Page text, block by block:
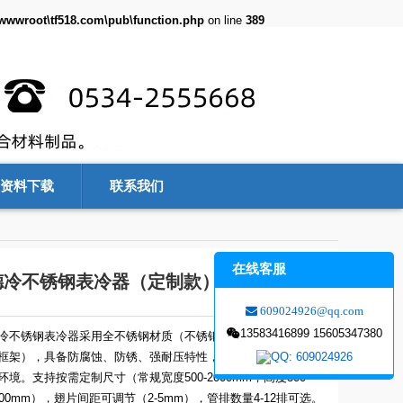
on line 389
资料下载 联系我们
不锈钢表冷器（定制款）
不锈钢表冷器采用全不锈钢材质（不锈钢管+不锈钢翅片+不锈
架），具备防腐蚀、防锈、强耐压特性，适配潮湿、酸碱等恶
境。支持按需定制尺寸（常规宽度500-2000mm，高度300-
），翅片间距可调节（2-5mm），管排数量4-12排可选。
在线客服
609024926@qq.com
13583416899 15605347380